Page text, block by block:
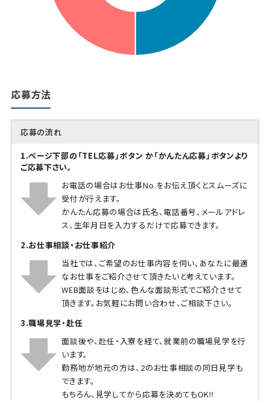
応募方法
応募の流れ
1.ページ下部の「TEL応募」ボタン か「かんたん応募」ボタンより
ご応募下さい。
お電話の場合はお仕事No.をお伝え頂くとスムーズに
受付が行えます。
かんたん応募の場合は氏名、電話番号、メールアドレ
ス、生年月日を入力するだけで応募できます。
2.お仕事相談・お仕事紹介
当社では、ご希望のお仕事内容を伺い、あなたに最適
なお仕事をご紹介させて頂きたいと考えています。
WEB面談をはじめ、色んな面談形式でご紹介させて
頂きます。お気軽にお問い合わせ、ご相談下さい。
3.職場見学・赴任
面談後や、赴任・入寮を経て、就業前の職場見学を行
います。
勤務地が地元の方は、2のお仕事相談の同日見学も
できます。
もちろん、見学してから応募を決めてもOK!!